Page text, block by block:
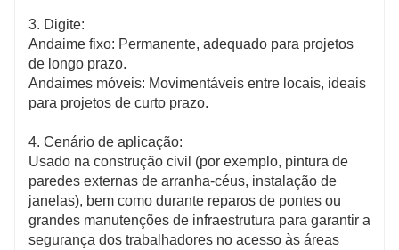
3. Digite:
Andaime fixo: Permanente, adequado para projetos
de longo prazo.
Andaimes móveis: Movimentáveis ​​entre locais, ideais
para projetos de curto prazo.
4. Cenário de aplicação:
Usado na construção civil (por exemplo, pintura de
paredes externas de arranha-céus, instalação de
janelas), bem como durante reparos de pontes ou
grandes manutenções de infraestrutura para garantir a
segurança dos trabalhadores no acesso às áreas